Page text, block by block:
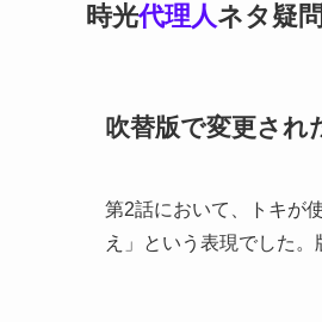
時光代理人ネタ疑
吹替版で変更され
第2話において、トキが
え」という表現でした